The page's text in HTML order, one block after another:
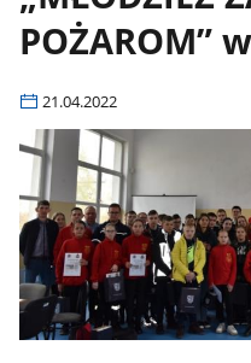
POŻAROM”
21.04.2022